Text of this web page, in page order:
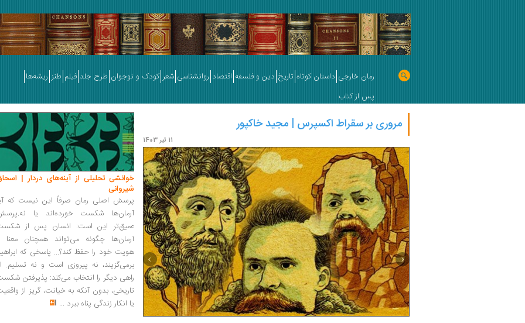
رمان خارجی داستان کوتاه تاریخ دین و فلسفه اقتصاد روانشناسی شعر کودک و نوجوان طرح جلد فیلم طنز ریشه‌ها
پس از کتاب
مروری بر سقراط اکسپرس | مجید خاکپور
11 تیر 1403
نگاهی به غائله هایدگر و هیتلر |
خوانشی تحلیلی از آینه‌های دردار |
شیروانی
پرسش اصلی رمان صرفاً این نیست که
آرمان‌ها شکست خورده‌اند یا
عمیق‌تر این است: انسان پس از
آرمان‌ها چگونه می‌تواند همچنان معنا
هویت خود را حفظ کند؟... پاسخی که
برمی‌گزیند، نه پیروزی است و نه تسلیم.
راهی دیگر را انتخاب می‌کند: پذیرفتن
تاریخی، بدون آنکه به خیانت، گریز از
یا انکار زندگی پناه ببرد ...